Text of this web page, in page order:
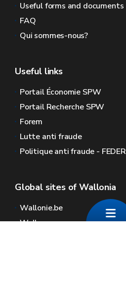
Useful forms and documents
FAQ
Qui sommes-nous?
Useful links
Portail Économie SPW
Portail Recherche SPW
Forem
Lutte anti fraude
Politique anti fraude - FEDER
Global sites of Wallonia
Wallonie.be
Walloon government